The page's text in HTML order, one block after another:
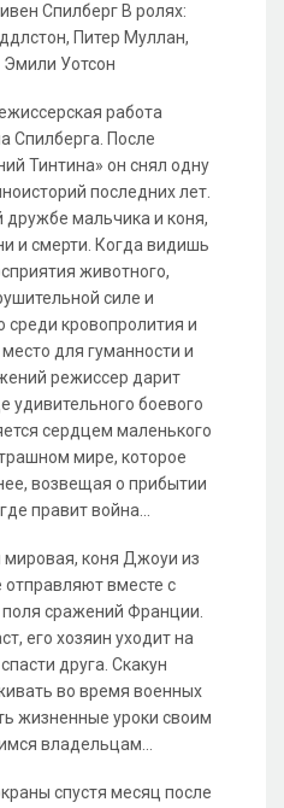
Спилберг В ролях:
Питер Муллан,
Уотсон
работа
Спилберга. После
Тинтина» он снял одну
последних лет.
дружбе мальчика и коня,
и смерти. Когда видишь
животного,
силе и
среди кровопролития и
для гуманности и
режиссер дарит
удивительного боевого
сердцем маленького
мире, которое
возвещая о прибытии
правит война...
мировая, коня Джоуи из
вместе с
сражений Франции.
его хозяин уходит на
друга. Скакун
во время военных
жизненные уроки своим
владельцам...
спустя месяц после